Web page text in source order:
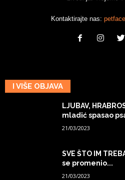
Kontaktirajte nas:
I VIŠE OBJAVA
LJUBAV,
mladić spasao
21/03/2023
SVE ŠTO IM
se promenio...
21/03/2023